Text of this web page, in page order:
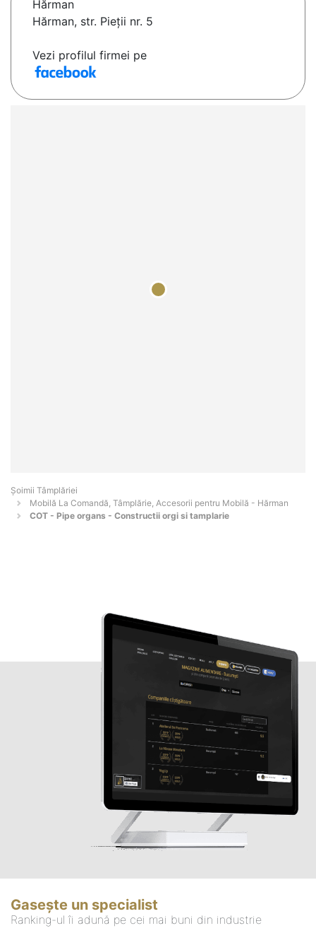
Hărman
Hărman, str. Pieţii nr. 5
Vezi profilul firmei pe
Șoimii Tâmplăriei
Mobilă La Comandă, Tâmplărie, Accesorii pentru Mobilă - Hărman
COT - Pipe organs - Constructii orgi si tamplarie
Gasește un specialist
Ranking-ul îi adună pe cei mai buni din industrie